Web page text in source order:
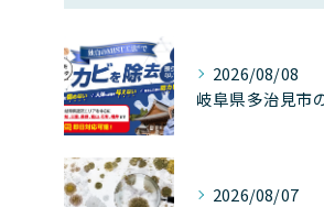
2026/08/08
2026/08/07